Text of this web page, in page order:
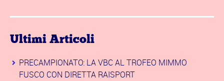
Ultimi Articoli
PRECAMPIONATO: LA VBC AL TROFEO MIMMO
FUSCO CON DIRETTA RAISPORT